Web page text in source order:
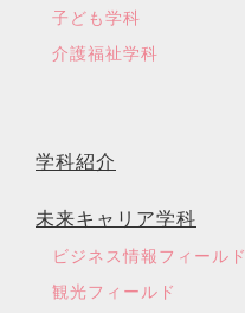
子ども学科
介護福祉学科
学科紹介
未来キャリア学科
ビジネス情報フィールド
観光フィールド